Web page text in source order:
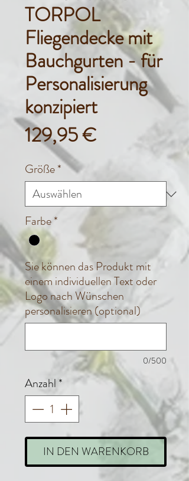
TORPOL
Fliegendecke mit
Bauchgurten - für
Personalisierung
konzipiert
129,95 €Preis
Größe*
Farbe*
Sie können das Produkt mit
einem individuellen Text oder
Logo nach Wünschen
personalisieren (optional)
0/500
Anzahl*
IN DEN WARENKORB